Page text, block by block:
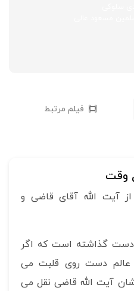
فیلم مرتبط
وقت
آیت الله آقای قاضی و
گذاشته است که اگر
عالم دست روی قلبت می
آیت الله قاضی نقل می